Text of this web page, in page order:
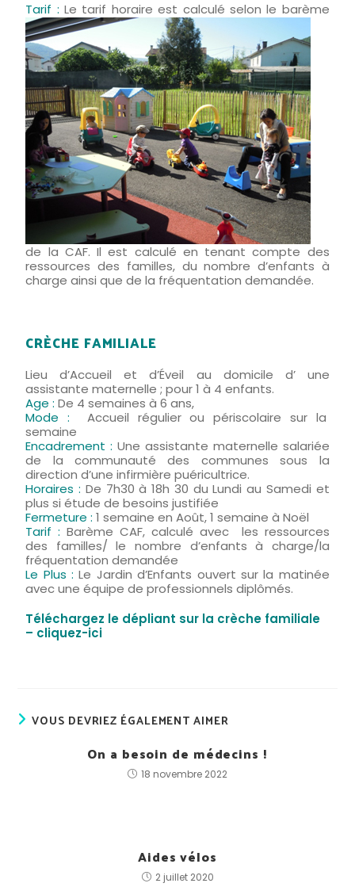
Tarif :Le tarif horaire est calculé selon le barème
de la CAF. Il est calculé en tenant compte des
ressources des familles, du nombre d’enfants à
charge ainsi que de la fréquentation demandée.
CRÈCHE FAMILIALE
Lieu d’Accueil et d’Éveil au domicile d’ une
assistante maternelle ; pour 1 à 4 enfants.
Age : De 4 semaines à 6 ans,
Mode : Accueil régulier ou périscolaire sur la
semaine
Encadrement: Une assistante maternelle salariée
de la communauté des communes sous la
direction d’une infirmière puéricultrice.
Horaires : De 7h30 à 18h 30 du Lundi au Samedi et
plus si étude de besoins justifiée
Fermeture :1 semaine en Août, 1 semaine à Noël
Tarif :Barème CAF, calculé avec les ressources
des familles/ le nombre d’enfants à charge/la
fréquentation demandée
Le Plus :Le Jardin d’Enfants ouvert sur la matinée
avec une équipe de professionnels diplômés.
Téléchargez le dépliant sur la crèche familiale
– cliquez-ici
VOUS DEVRIEZ ÉGALEMENT AIMER
On a besoin de médecins !
18 novembre 2022
Aides vélos
2 juillet 2020